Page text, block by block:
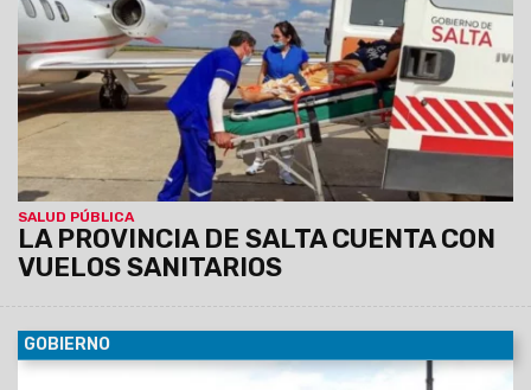
SALUD PÚBLICA
LA PROVINCIA DE SALTA CUENTA CON
VUELOS SANITARIOS
social. Los traslados se realizan en helicóptero o avión.
GOBIERNO
Verificaron los avances de la ampliación y